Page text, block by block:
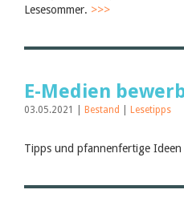
Lesesommer. >>>
E-Medien
03.05.2021 | Bestand Lesetipps
Tipps und pfannenfertige